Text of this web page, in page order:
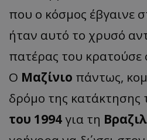
που ο κόσμος έβγαινε
ήταν αυτό το χρυσό
πατέρας του κρατούσε
Ο Μαζίνιο πάντως,
δρόμο της κατάκτησης
του 1994για τη